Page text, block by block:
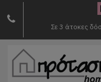
Σε 3 άτοκες